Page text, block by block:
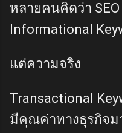
หลายคนคิดว่า
Informational
แต่ความจริง
Transactional
มีคุณค่าทางธุรกิจม